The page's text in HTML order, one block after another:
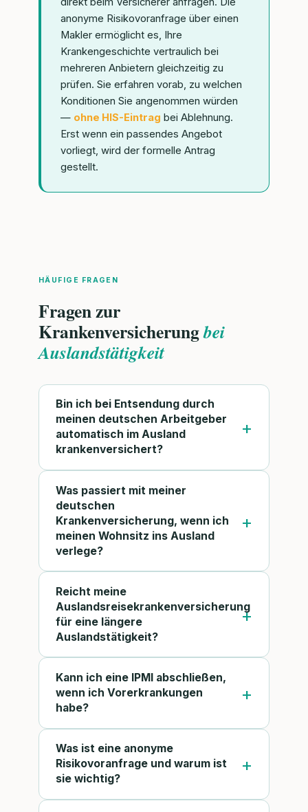
anonyme Risikovoranfrage über einen
Makler ermöglicht es, Ihre
Krankengeschichte vertraulich bei
mehreren Anbietern gleichzeitig zu
prüfen. Sie erfahren vorab, zu welchen
Konditionen Sie angenommen würden
— ohne HIS-Eintrag bei Ablehnung.
Erst wenn ein passendes Angebot
vorliegt, wird der formelle Antrag
gestellt.
HÄUFIGE FRAGEN
Fragen zur
Krankenversicherungbei
Auslandstätigkeit
Bin ich bei Entsendung durch
meinen deutschen Arbeitgeber
automatisch im Ausland
krankenversichert?
Was passiert mit meiner
deutschen
Krankenversicherung, wenn ich
meinen Wohnsitz ins Ausland
verlege?
Reicht meine
Auslandsreisekrankenversicherung
für eine längere
Auslandstätigkeit?
Kann ich eine IPMI abschließen,
wenn ich Vorerkrankungen
habe?
Was ist eine anonyme
Risikovoranfrage und warum ist
sie wichtig?